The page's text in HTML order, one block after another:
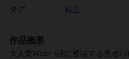
転生
作品概要
大人気Web小説に登場する勇者